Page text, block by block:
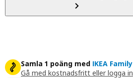
Samla 1 poäng med IKEA Family
Gå med kostnadsfritt eller logga in